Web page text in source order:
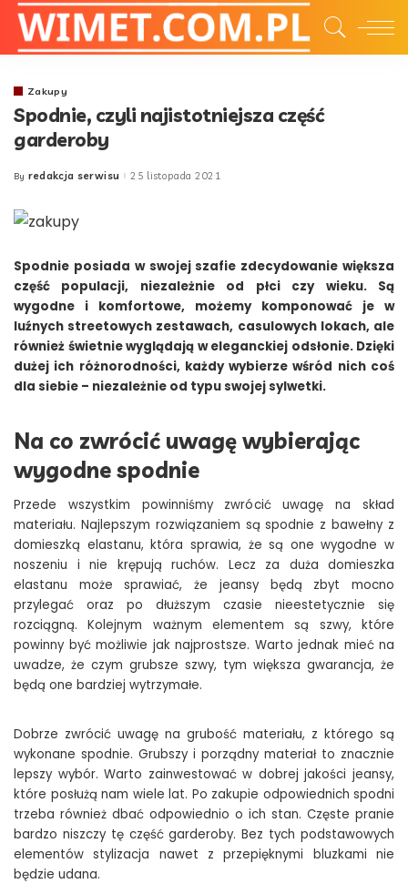
Zakupy
Spodnie, czyli najistotniejsza część
garderoby
Posted
By redakcja serwisu 25 listopada 2021
Spodnie posiada w swojej szafie zdecydowanie większa
część populacji, niezależnie od płci czy wieku. Są
wygodne i komfortowe, możemy komponować je w
luźnych streetowych zestawach, casulowych lokach, ale
również świetnie wyglądają w eleganckiej odsłonie. Dzięki
dużej ich różnorodności, każdy wybierze wśród nich coś
dla siebie – niezależnie od typu swojej sylwetki.
Na co zwrócić uwagę wybierając
wygodne spodnie
Przede wszystkim powinniśmy zwrócić uwagę na skład
materiału. Najlepszym rozwiązaniem są spodnie z bawełny z
domieszką elastanu, która sprawia, że są one wygodne w
noszeniu i nie krępują ruchów. Lecz za duża domieszka
elastanu może sprawiać, że jeansy będą zbyt mocno
przylegać oraz po dłuższym czasie nieestetycznie się
rozciągną. Kolejnym ważnym elementem są szwy, które
powinny być możliwie jak najprostsze. Warto jednak mieć na
uwadze, że czym grubsze szwy, tym większa gwarancja, że
będą one bardziej wytrzymałe.
Dobrze zwrócić uwagę na grubość materiału, z którego są
wykonane spodnie. Grubszy i porządny materiał to znacznie
lepszy wybór. Warto zainwestować w dobrej jakości jeansy,
które posłużą nam wiele lat. Po zakupie odpowiednich spodni
trzeba również dbać odpowiednio o ich stan. Częste pranie
bardzo niszczy tę część garderoby. Bez tych podstawowych
elementów stylizacja nawet z przepięknymi bluzkami nie
będzie udana.